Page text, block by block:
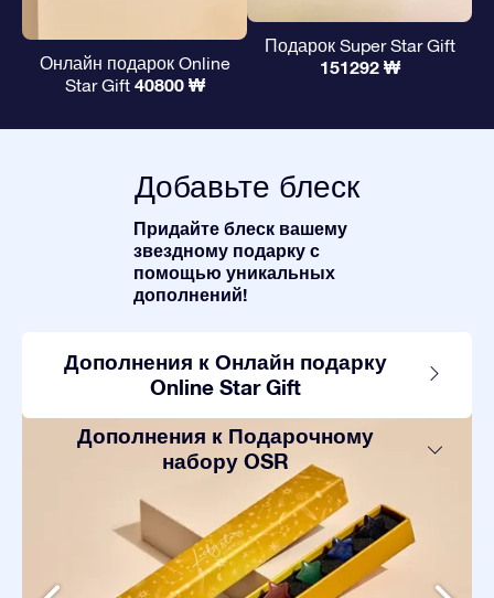
Онлайн подарок Online
Star Gift 40800 ₩
Подарок Super Star Gift
151292 ₩
Добавьте блеск
Придайте блеск вашему
звездному подарку с
помощью уникальных
дополнений!
Дополнения к Онлайн подарку
Online Star Gift
Дополнения к Подарочному
набору OSR